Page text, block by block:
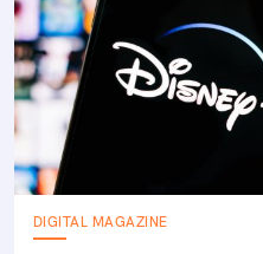
DIGITAL MAGAZINE